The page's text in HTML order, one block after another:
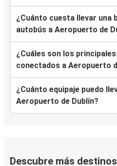
¿Cuánto cuesta llevar una
autobús a Aeropuerto de
¿Cuáles son los
conectados a Aeropuerto
¿Cuánto equipaje puedo
Aeropuerto de Dublín?
Descubre más destinos